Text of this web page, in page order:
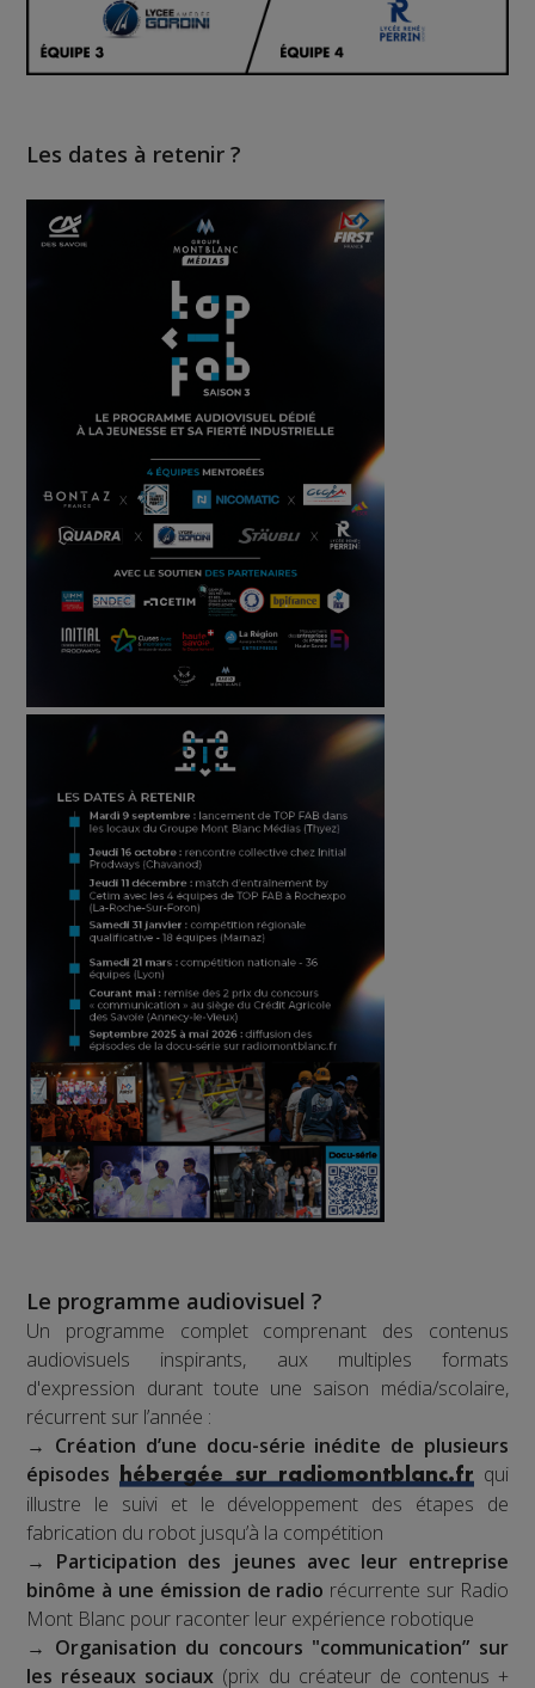
Les dates à retenir ?
Le programme audiovisuel ?
Un programme complet comprenant des contenus
audiovisuels inspirants, aux multiples formats
d'expression durant toute une saison média/scolaire,
récurrent sur l’année :
→ Création d’une docu-série inédite de plusieurs
épisodes
hébergée sur radiomontblanc.frqui
illustre le suivi et le développement des étapes de
fabrication du robot jusqu’à la compétition
→ Participation des jeunes avec leur entreprise
binôme à une émission de radio récurrente sur Radio
Mont Blanc pour raconter leur expérience robotique
→ Organisation du concours "communication” sur
les réseaux sociaux (prix du créateur de contenus +